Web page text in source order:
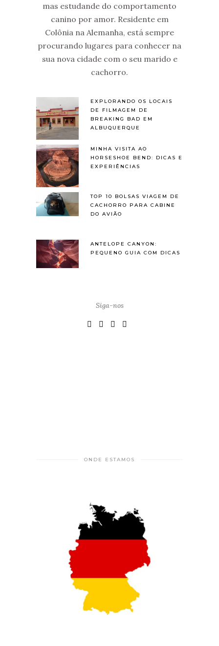
mas estudande do comportamento
canino por amor. Residente em
Colônia na Alemanha, está sempre
procurando lugares para conhecer na
sua nova cidade com o seu marido e
cachorro.
EXPLORANDO OS LOCAIS
DE FILMAGEM DE
BREAKING BAD EM
ALBUQUERQUE
MINHA VISITA AO
HORSESHOE BEND: DICAS E
EXPERIÊNCIAS
TOP 10 BOLSAS VIAGEM DE
CACHORRO PARA CABINE
DO AVIÃO
ANTELOPE CANYON:
PEQUENO GUIA COM DICAS
Siga-nos
ONDE ESTAMOS